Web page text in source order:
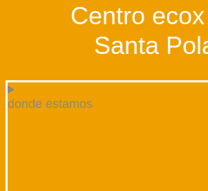
Centro
Santa
donde estamos